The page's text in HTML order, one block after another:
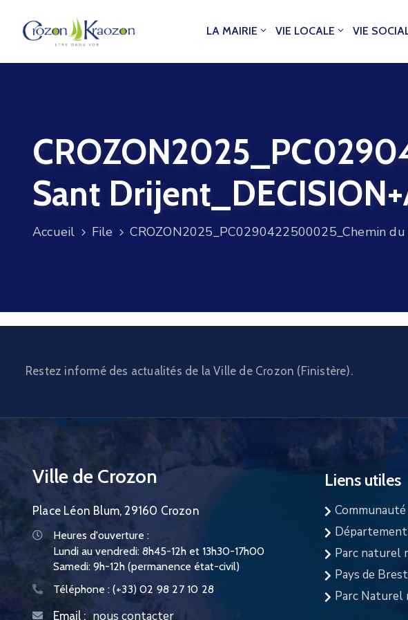
LA MAIRIE VIE LOCALE VIE
Sant
Accueil File CROZON2025_PC0290422500025_Chemin
Restez informé des actualités de la Ville de Crozon (Finistère).
Ville de Crozon
Place Léon Blum, 29160 Crozon
Heures d'ouverture :
Lundi au vendredi: 8h45-12h et 13h30-17h00
Samedi: 9h-12h (permanence état-civil)
Téléphone : (+33) 02 98 27 10 28
Email : nous contacter
Liens utiles
Parc naturel
Pays de Brest
Parc Naturel